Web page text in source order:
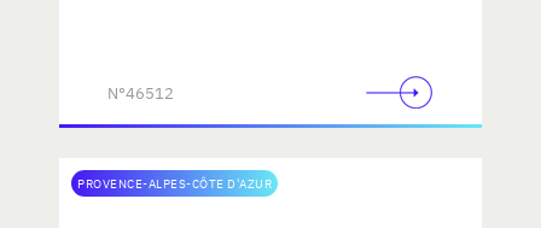
N°46512
PROVENCE-ALPES-CÔTE D'AZUR